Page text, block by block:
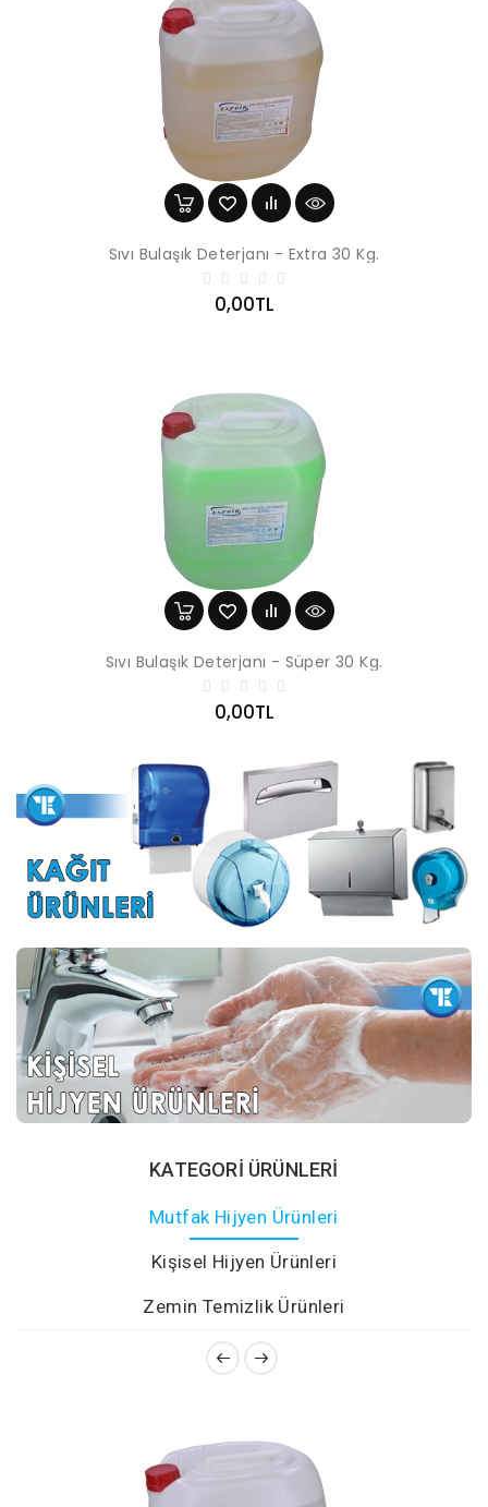
Sıvı Bulaşık Deterjanı - Extra 30 Kg.
0,00TL
Sıvı Bulaşık Deterjanı - Süper 30 Kg.
0,00TL
KATEGORI ÜRÜNLERI
Mutfak Hijyen Ürünleri
Kişisel Hijyen Ürünleri
Zemin Temizlik Ürünleri